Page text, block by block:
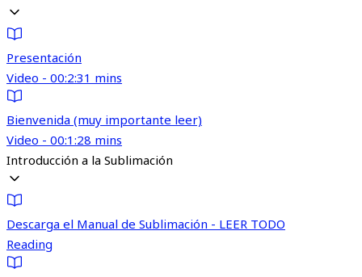
Presentación
Video - 00:2:31 mins
Bienvenida (muy importante leer)
Video - 00:1:28 mins
Introducción a la Sublimación
Descarga el Manual de Sublimación - LEER TODO
Reading